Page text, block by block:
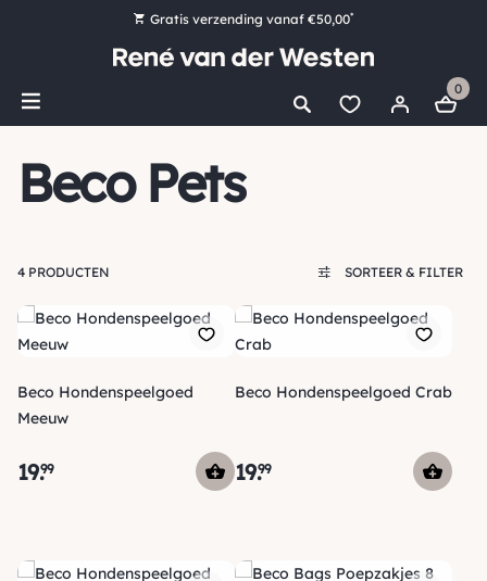
Gratis verzending vanaf €50,00*
Bestel nu, betaal later met Klarna
Ruim 16.000 artikelen op voorraad
Ruim 44 jaar kennis en ervaring
0
Beco Pets
4 PRODUCTEN SORTEER & FILTER
Beco Hondenspeelgoed
Meeuw
19.99
Beco Hondenspeelgoed Crab
19.99